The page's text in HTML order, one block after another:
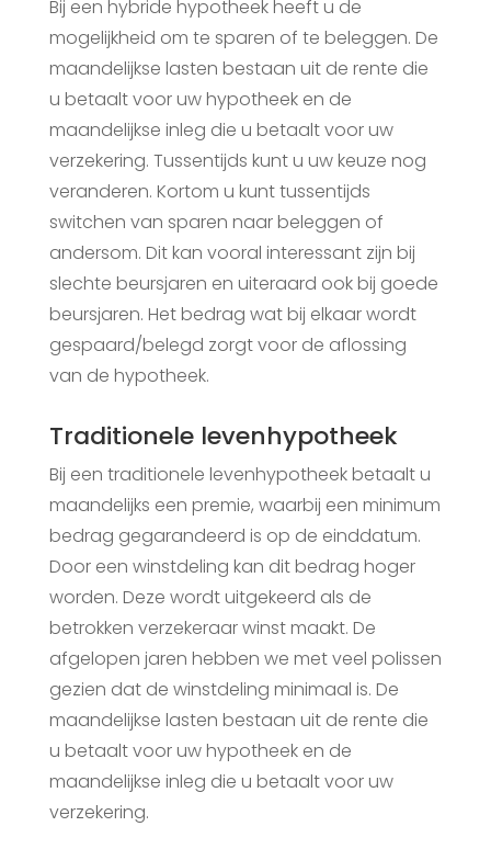
Bij een hybride hypotheek heeft u de
mogelijkheid om te sparen of te beleggen. De
maandelijkse lasten bestaan uit de rente die
u betaalt voor uw hypotheek en de
maandelijkse inleg die u betaalt voor uw
verzekering. Tussentijds kunt u uw keuze nog
veranderen. Kortom u kunt tussentijds
switchen van sparen naar beleggen of
andersom. Dit kan vooral interessant zijn bij
slechte beursjaren en uiteraard ook bij goede
beursjaren. Het bedrag wat bij elkaar wordt
gespaard/belegd zorgt voor de aflossing
van de hypotheek.
Traditionele levenhypotheek
Bij een traditionele levenhypotheek betaalt u
maandelijks een premie, waarbij een minimum
bedrag gegarandeerd is op de einddatum.
Door een winstdeling kan dit bedrag hoger
worden. Deze wordt uitgekeerd als de
betrokken verzekeraar winst maakt. De
afgelopen jaren hebben we met veel polissen
gezien dat de winstdeling minimaal is. De
maandelijkse lasten bestaan uit de rente die
u betaalt voor uw hypotheek en de
maandelijkse inleg die u betaalt voor uw
verzekering.